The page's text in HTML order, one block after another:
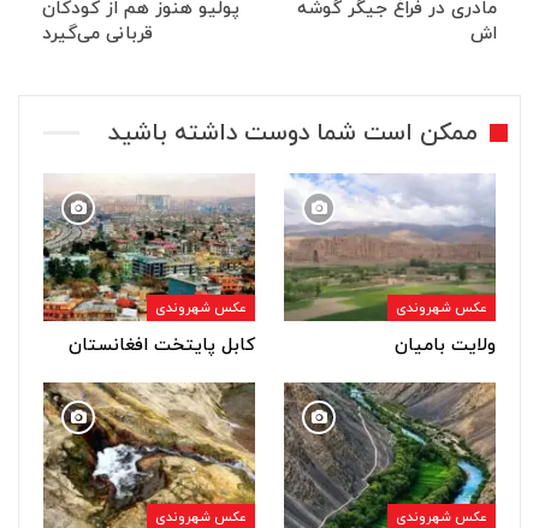
مادری در فراغ جیگر گوشه
اش
پولیو هنوز هم از کودکان
قربانی می‌گیرد
ممکن است شما دوست داشته باشید
عکس شهروندی
ولایت بامیان
عکس شهروندی
کابل پایتخت افغانستان
عکس شهروندی عکس شهروندی